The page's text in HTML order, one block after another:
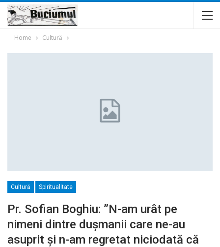
Home Cultură
Cultură Spiritualitate
Pr. Sofian Boghiu: ”N-am urât pe
nimeni dintre dușmanii care ne-au
asuprit și n-am regretat niciodată că